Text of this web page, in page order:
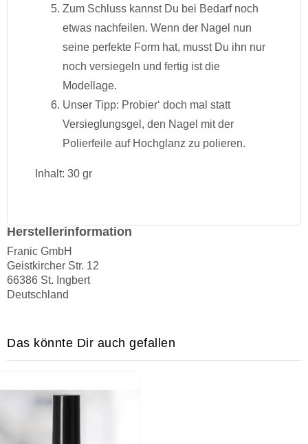
Zum Schluss kannst Du bei Bedarf noch
etwas nachfeilen. Wenn der Nagel nun
seine perfekte Form hat, musst Du ihn nur
noch versiegeln und fertig ist die
Modellage.
Unser Tipp: Probier‘ doch mal statt
Versieglungsgel, den Nagel mit der
Polierfeile auf Hochglanz zu polieren.
Inhalt: 30 gr
Herstellerinformation
Franic GmbH
Geistkircher Str. 12
66386 St. Ingbert
Deutschland
Das könnte Dir auch gefallen